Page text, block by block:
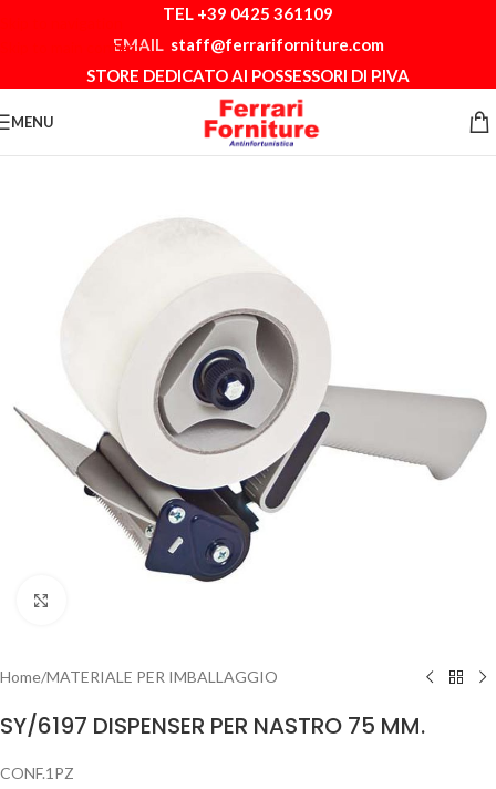
Skip to main content
TEL +39 0425 361109
EMAIL staff@ferrariforniture.com
STORE DEDICATO AI POSSESSORI DI P.IVA
MENU
Home/MATERIALE PER IMBALLAGGIO
SY/6197 DISPENSER PER NASTRO 75 MM.
CONF.1PZ